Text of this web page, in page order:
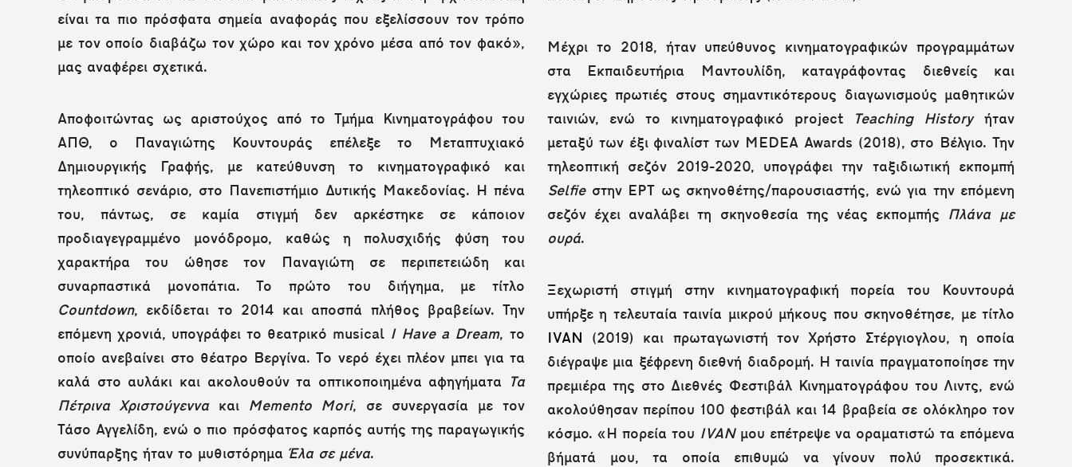
είναι τα πιο πρόσφατα σημεία αναφοράς που εξελίσσουν τον τρόπο
με τον οποίο διαβάζω τον χώρο και τον χρόνο μέσα από τον φακό»,
μας αναφέρει σχετικά.
Αποφοιτώντας ως αριστούχος από το Τμήμα Κινηματογράφου του
ΑΠΘ, ο Παναγιώτης Κουντουράς επέλεξε το Μεταπτυχιακό
Δημιουργικής Γραφής, με κατεύθυνση το κινηματογραφικό και
τηλεοπτικό σενάριο, στο Πανεπιστήμιο Δυτικής Μακεδονίας. Η πένα
του, πάντως, σε καμία στιγμή δεν αρκέστηκε σε κάποιον
προδιαγεγραμμένο μονόδρομο, καθώς η πολυσχιδής φύση του
χαρακτήρα του ώθησε τον Παναγιώτη σε περιπετειώδη και
συναρπαστικά μονοπάτια. To πρώτο του διήγημα, με τίτλο
Countdown, εκδίδεται το 2014 και αποσπά πλήθος βραβείων. Την
επόμενη χρονιά, υπογράφει το θεατρικό musical I Have a Dream, το
οποίο ανεβαίνει στο θέατρο Βεργίνα. Το νερό έχει πλέον μπει για τα
καλά στο αυλάκι και ακολουθούν τα οπτικοποιημένα αφηγήματα
Τα
Πέτρινα Χριστούγεννακαι Memento Mori, σε συνεργασία με τον
Τάσο Αγγελίδη, ενώ ο πιο πρόσφατος καρπός αυτής της παραγωγικής
συνύπαρξης ήταν το μυθιστόρημα Έλα σε μένα.
Μέχρι το 2018, ήταν υπεύθυνος κινηματογραφικών προγραμμάτων
στα Εκπαιδευτήρια Μαντουλίδη, καταγράφοντας διεθνείς και
εγχώριες πρωτιές στους σημαντικότερους διαγωνισμούς μαθητικών
ταινιών, ενώ το κινηματογραφικό project
Teaching Historyήταν
μεταξύ των έξι φιναλίστ των MEDEA Awards (2018), στο Βέλγιο. Την
τηλεοπτική σεζόν 2019-2020, υπογράφει την ταξιδιωτική εκπομπή
Selfieστην ΕΡΤ ως σκηνοθέτης/παρουσιαστής, ενώ για την επόμενη
σεζόν έχει αναλάβει τη σκηνοθεσία της νέας εκπομπής
Πλάνα με
ουρά.
Ξεχωριστή στιγμή στην κινηματογραφική πορεία του Κουντουρά
υπήρξε η τελευταία ταινία μικρού μήκους που σκηνοθέτησε, με τίτλο
IVAN (2019) και πρωταγωνιστή τον Χρήστο Στέργιογλου, η οποία
διέγραψε μια ξέφρενη διεθνή διαδρομή. Η ταινία πραγματοποίησε την
πρεμιέρα της στο Διεθνές Φεστιβάλ Κινηματογράφου του Λιντς, ενώ
ακολούθησαν περίπου 100 φεστιβάλ και 14 βραβεία σε ολόκληρο τον
κόσμο. «Η πορεία του IVAN μου επέτρεψε να οραματιστώ τα επόμενα
βήματά μου, τα οποία επιθυμώ να γίνουν πολύ προσεκτικά.